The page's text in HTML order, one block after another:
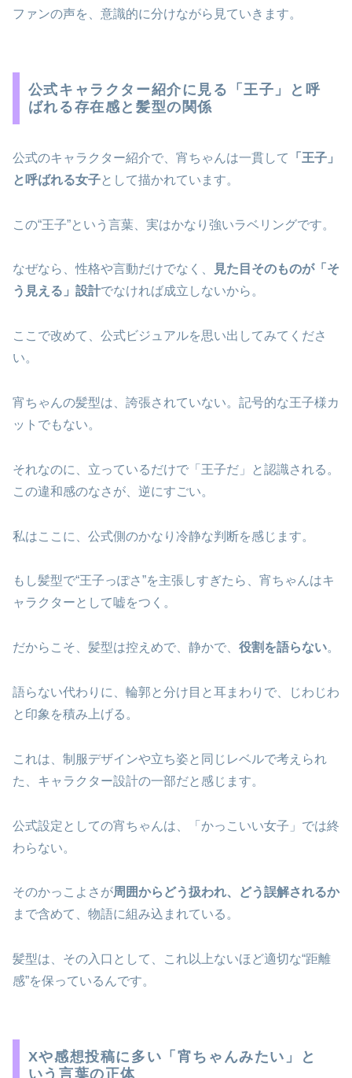
ファンの声を、意識的に分けながら見ていきます。
公式キャラクター紹介に見る「王子」と呼
ばれる存在感と髪型の関係
公式のキャラクター紹介で、宵ちゃんは一貫して
「王子」
と呼ばれる女子として描かれています。
この“王子”という言葉、実はかなり強いラベリングです。
なぜなら、性格や言動だけでなく、
見た目そのものが「そ
う見える」設計でなければ成立しないから。
ここで改めて、公式ビジュアルを思い出してみてくださ
い。
宵ちゃんの髪型は、誇張されていない。記号的な王子様カ
ットでもない。
それなのに、立っているだけで「王子だ」と認識される。
この違和感のなさが、逆にすごい。
私はここに、公式側のかなり冷静な判断を感じます。
もし髪型で“王子っぽさ”を主張しすぎたら、宵ちゃんはキ
ャラクターとして嘘をつく。
だからこそ、髪型は控えめで、静かで、 役割を語らない。
語らない代わりに、輪郭と分け目と耳まわりで、じわじわ
と印象を積み上げる。
これは、制服デザインや立ち姿と同じレベルで考えられ
た、キャラクター設計の一部だと感じます。
公式設定としての宵ちゃんは、「かっこいい女子」では終
わらない。
そのかっこよさが周囲からどう扱われ、どう誤解されるか
まで含めて、物語に組み込まれている。
髪型は、その入口として、これ以上ないほど適切な“距離
感”を保っているんです。
Xや感想投稿に多い「宵ちゃんみたい」と
いう言葉の正体